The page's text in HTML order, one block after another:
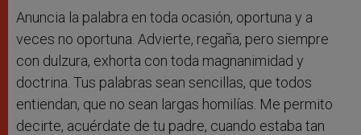
Anuncia la palabra en toda ocasión, oportuna y a
veces no oportuna. Advierte, regaña, pero siempre
con dulzura, exhorta con toda magnanimidad y
doctrina. Tus palabras sean sencillas, que todos
entiendan, que no sean largas homilías. Me permito
decirte, acuérdate de tu padre, cuando estaba tan